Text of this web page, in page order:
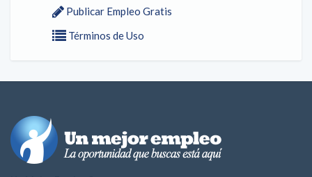
Publicar Empleo Gratis
Términos de Uso